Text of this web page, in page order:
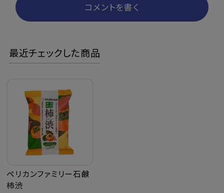
コメントを書く
最近チェックした商品
ペリカンファミリー石鹸
柿渋